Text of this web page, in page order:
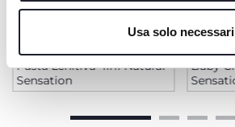
Usa solo necessari
Pasta Lenitiva 4in1 Natural
Sensation
Baby